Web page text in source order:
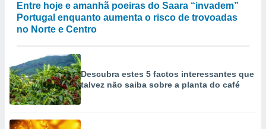
Entre hoje e amanhã poeiras do Saara “invadem”
Portugal enquanto aumenta o risco de trovoadas
no Norte e Centro
Descubra estes 5 factos interessantes que
talvez não saiba sobre a planta do café